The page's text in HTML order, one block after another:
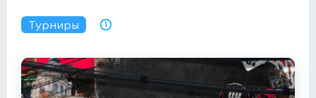
Турниры